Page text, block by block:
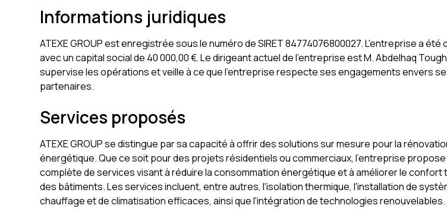
Informations juridiques
ATEXE GROUP est enregistrée sous le numéro de SIRET 84774076800027. L'entreprise a
avec un capital social de 40 000,00 €. Le dirigeant actuel de l'entreprise est M. Abdelhaq
supervise les opérations et veille à ce que l'entreprise respecte ses engagements envers
partenaires.
Services proposés
ATEXE GROUP se distingue par sa capacité à offrir des solutions sur mesure pour la
énergétique. Que ce soit pour des projets résidentiels ou commerciaux, l'entreprise propose
complète de services visant à réduire la consommation énergétique et à améliorer le confort
des bâtiments. Les services incluent, entre autres, l'isolation thermique, l'installation de
chauffage et de climatisation efficaces, ainsi que l'intégration de technologies renouvelables.